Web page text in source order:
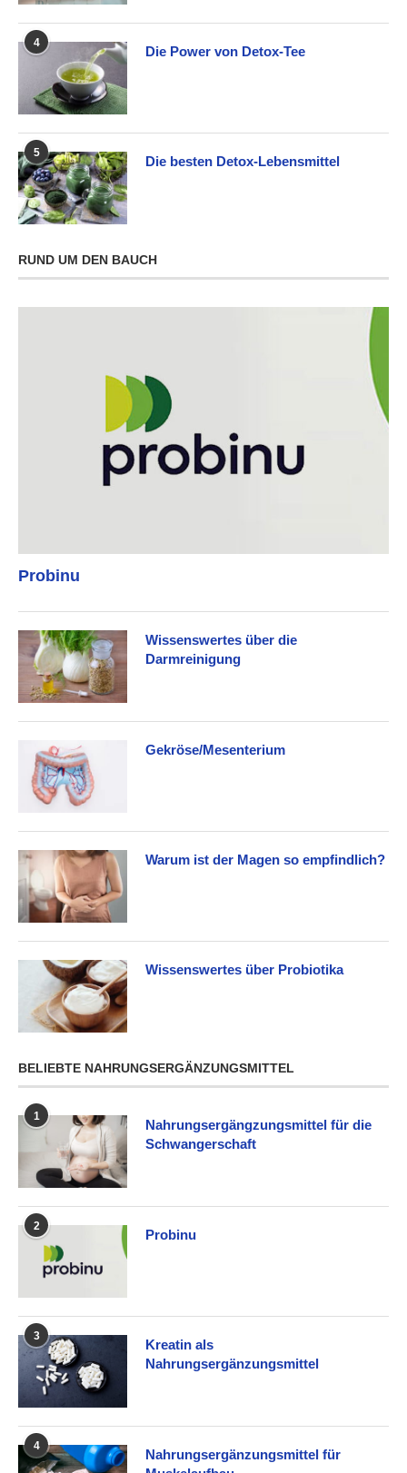
4
Die Power von Detox-Tee
5
Die besten Detox-Lebensmittel
RUND UM DEN BAUCH
Probinu
Wissenswertes über die
Darmreinigung
Gekröse/Mesenterium
Warum ist der Magen so empfindlich?
Wissenswertes über Probiotika
BELIEBTE NAHRUNGSERGÄNZUNGSMITTEL
1
Nahrungsergängzungsmittel für die
Schwangerschaft
2
Probinu
3
Kreatin als
Nahrungsergänzungsmittel
4
Nahrungsergänzungsmittel für